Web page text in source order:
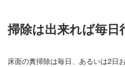
掃除は出来れば毎日
床面の糞掃除は毎日、あるいは2日